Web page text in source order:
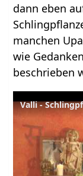
dann eben
manchen
wie
beschrieben
Valli -